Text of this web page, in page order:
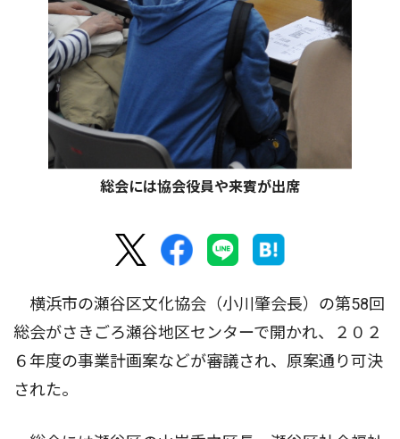
総会には協会役員や来賓が出席
横浜市の瀬谷区文化協会（小川肇会長）の第58回
総会がさきごろ瀬谷地区センターで開かれ、２０２
６年度の事業計画案などが審議され、原案通り可決
された。